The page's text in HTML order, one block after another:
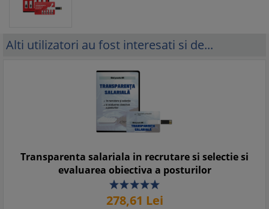
Alti utilizatori au fost interesati si de...
Transparenta salariala in recrutare si selectie si
evaluarea obiectiva a posturilor
278,61 Lei